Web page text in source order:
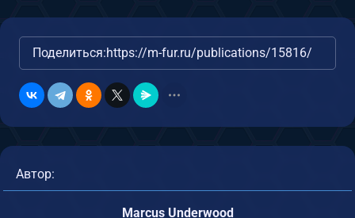
Поделиться:https://m-fur.ru/publications/15816/
Автор:
Marcus Underwood